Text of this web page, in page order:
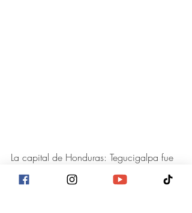
La capital de Honduras: Tegucigalpa fue
donde nació Fernando,
el 21 de octubre
de 1979, pero luego fue trasladado por